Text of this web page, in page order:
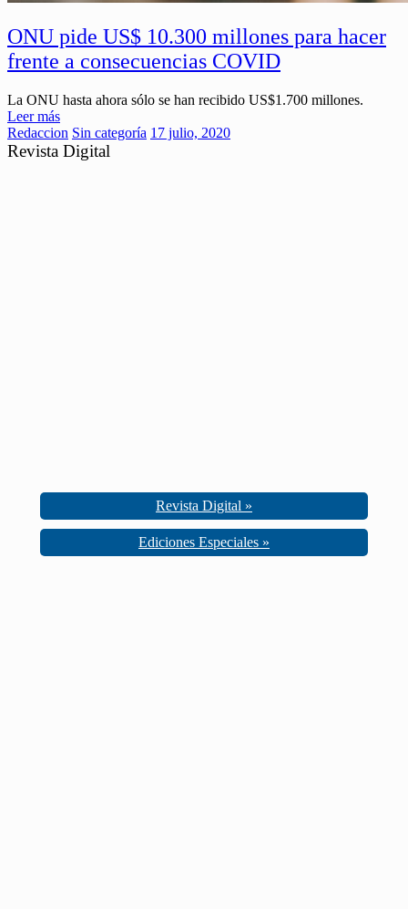
ONU pide US$ 10.300 millones para hacer
frente a consecuencias COVID
La ONU hasta ahora sólo se han recibido US$1.700 millones.
Leer más
Redaccion Sin categoría 17 julio, 2020
Revista Digital
Revista Digital »
Ediciones Especiales »